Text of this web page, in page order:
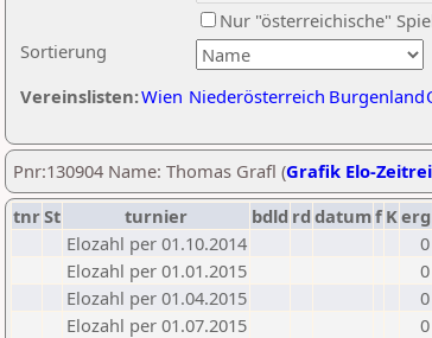
Sortierung
Nur "österreichische"
Vereinslisten:Wien Niederösterreich Burgenland
Pnr:130904 Name: Thomas Grafl (Grafik Elo-
tnrSt turnier bdld rd datumf Kerg
Elozahl per 01.10.2014
0
Elozahl per 01.01.2015
0
Elozahl per 01.04.2015
0
Elozahl per 01.07.2015
0